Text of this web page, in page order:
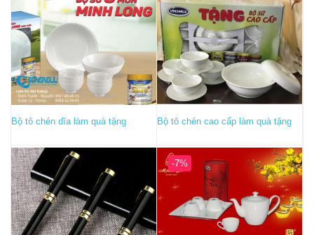
Bộ tô chén dĩa làm quà tặng Bộ tô chén cao cấp làm quà tặng
-7%